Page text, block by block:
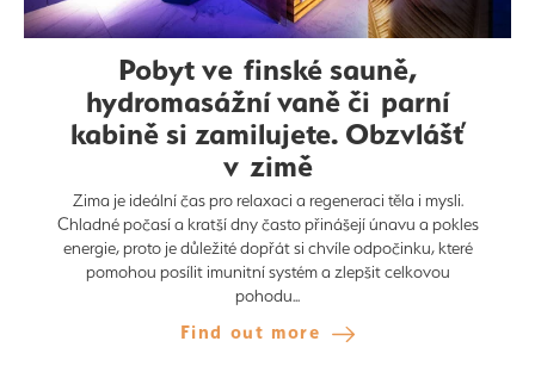
Pobyt ve finské sauně,
hydromasážní vaně či parní
kabině si zamilujete. Obzvlášť
v zimě
Zima je ideální čas pro relaxaci a regeneraci těla i mysli.
Chladné počasí a kratší dny často přinášejí únavu a pokles
energie, proto je důležité dopřát si chvíle odpočinku, které
pomohou posílit imunitní systém a zlepšit celkovou
pohodu...
Find out more